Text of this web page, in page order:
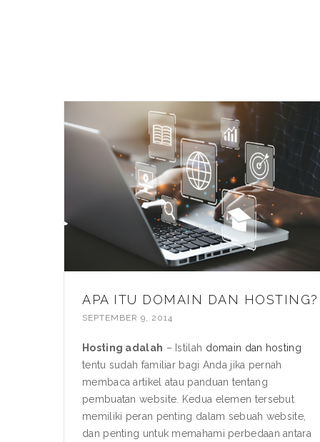
APA ITU DOMAIN DAN HOSTING?
SEPTEMBER 9, 2014
Hosting adalah – Istilah domain dan hosting
tentu sudah familiar bagi Anda jika pernah
membaca artikel atau panduan tentang
pembuatan website. Kedua elemen tersebut
memiliki peran penting dalam sebuah website,
dan penting untuk memahami perbedaan antara